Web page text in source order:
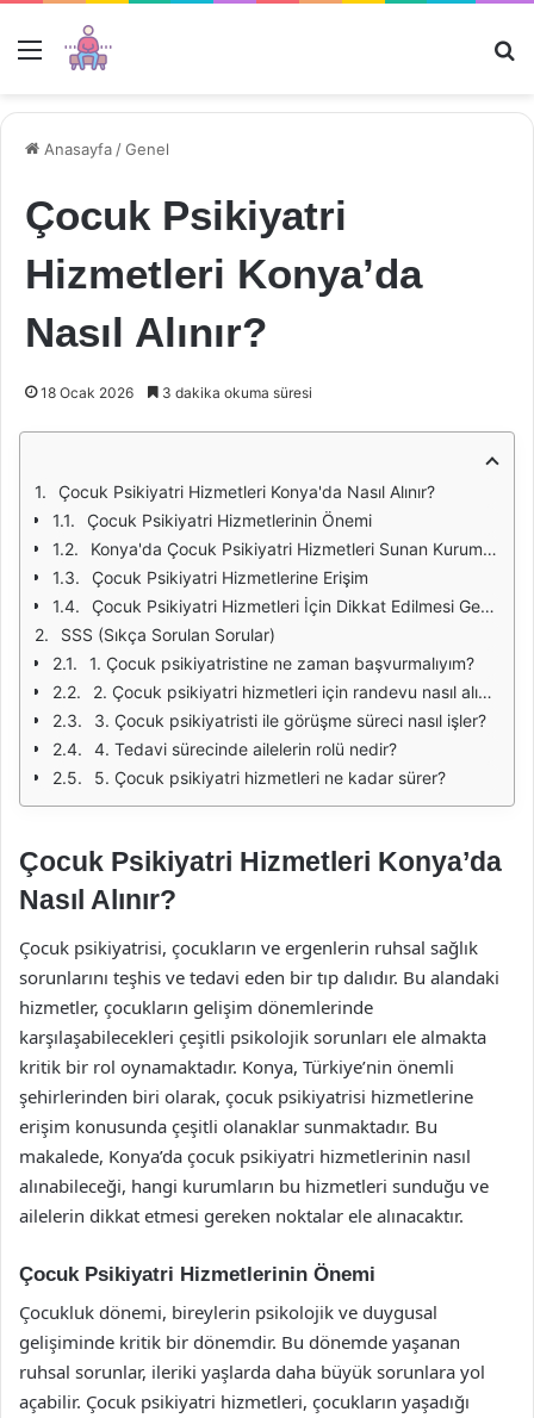
Menü
Anasayfa /Genel
Çocuk Psikiyatri
Hizmetleri Konya’da
Nasıl Alınır?
18 Ocak 2026 3 dakika okuma süresi
Çocuk Psikiyatri Hizmetleri Konya'da Nasıl Alınır?
Çocuk Psikiyatri Hizmetlerinin Önemi
Konya'da Çocuk Psikiyatri Hizmetleri Sunan Kurumlar
Çocuk Psikiyatri Hizmetlerine Erişim
Çocuk Psikiyatri Hizmetleri İçin Dikkat Edilmesi Gerekenler
SSS (Sıkça Sorulan Sorular)
1. Çocuk psikiyatristine ne zaman başvurmalıyım?
2. Çocuk psikiyatri hizmetleri için randevu nasıl alınır?
3. Çocuk psikiyatristi ile görüşme süreci nasıl işler?
4. Tedavi sürecinde ailelerin rolü nedir?
5. Çocuk psikiyatri hizmetleri ne kadar sürer?
Çocuk Psikiyatri Hizmetleri Konya’da
Nasıl Alınır?
Çocuk psikiyatrisi, çocukların ve ergenlerin ruhsal sağlık
sorunlarını teşhis ve tedavi eden bir tıp dalıdır. Bu alandaki
hizmetler, çocukların gelişim dönemlerinde
karşılaşabilecekleri çeşitli psikolojik sorunları ele almakta
kritik bir rol oynamaktadır. Konya, Türkiye’nin önemli
şehirlerinden biri olarak, çocuk psikiyatrisi hizmetlerine
erişim konusunda çeşitli olanaklar sunmaktadır. Bu
makalede, Konya’da çocuk psikiyatri hizmetlerinin nasıl
alınabileceği, hangi kurumların bu hizmetleri sunduğu ve
ailelerin dikkat etmesi gereken noktalar ele alınacaktır.
Çocuk Psikiyatri Hizmetlerinin Önemi
Çocukluk dönemi, bireylerin psikolojik ve duygusal
gelişiminde kritik bir dönemdir. Bu dönemde yaşanan
ruhsal sorunlar, ileriki yaşlarda daha büyük sorunlara yol
açabilir. Çocuk psikiyatri hizmetleri, çocukların yaşadığı